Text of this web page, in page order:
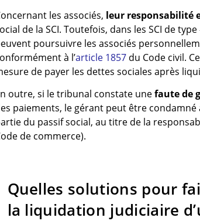
les associés, leur responsabilité
de la SCI. Toutefois, dans les SCI de
poursuivre les associés
à l’article 1857du Code civil.
de payer les dettes sociales après
outre, si le tribunal constate unefaute de
paiements, le gérant peut être
du passif social, au titre de la
de commerce).
Quelles solutions pour
la liquidation judiciaire